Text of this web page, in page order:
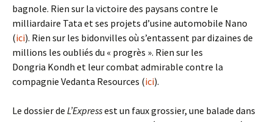
bagnole. Rien sur la victoire des paysans contre le
milliardaire Tata et ses projets d’usine automobile Nano
(ici). Rien sur les bidonvilles où s’entassent par dizaines de
millions les oubliés du « progrès ». Rien sur les
Dongria Kondh et leur combat admirable contre la
compagnie Vedanta Resources (ici).
Le dossier de L’Expressest un faux grossier, une balade dans